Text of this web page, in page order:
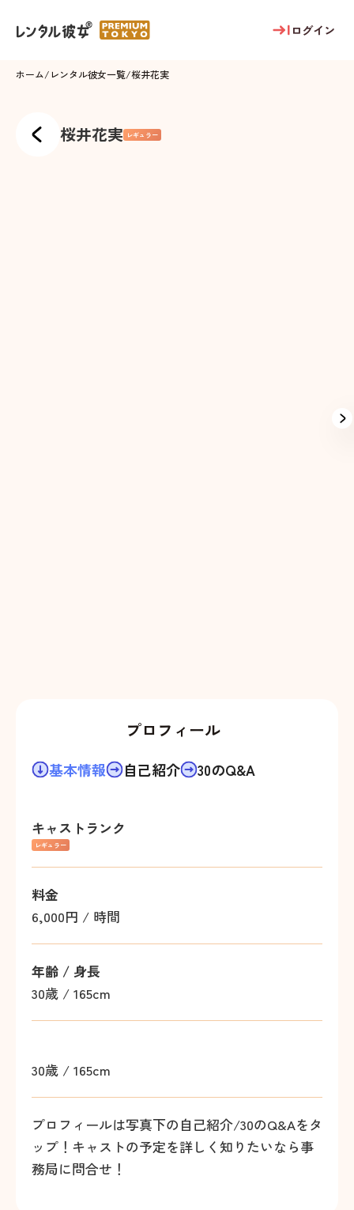
ログイン
ホーム/レンタル彼女一覧/桜井花実
桜井花実 レギュラー
プロフィール
基本情報 自己紹介 30のQ&A
キャストランク
レギュラー
料金
6,000円 / 時間
年齢 / 身長
30歳 / 165cm
30歳 / 165cm
プロフィールは写真下の自己紹介/30のQ&Aをタ
ップ！キャストの予定を詳しく知りたいなら事
務局に問合せ！